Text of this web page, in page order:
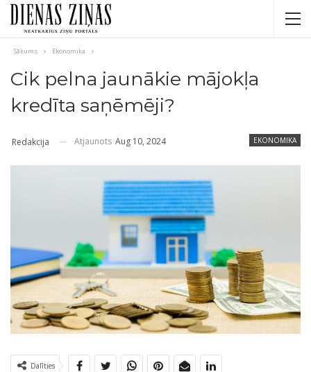
Sākums Ekonomika
Cik pelna jaunākie mājokļa
kredīta saņēmēji?
EKONOMIKA
Redakcija Atjaunots Aug 10, 2024
Dalīties